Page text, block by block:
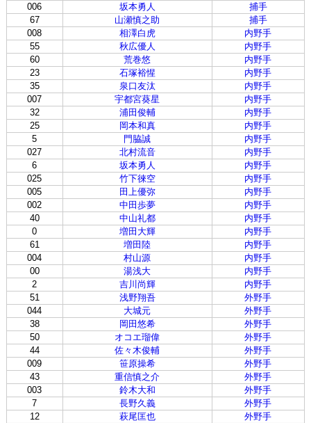
006
坂本勇人
捕手
67
山瀬慎之助
捕手
008
相澤白虎
内野手
55
秋広優人
内野手
60
荒巻悠
内野手
23
石塚裕惺
内野手
35
泉口友汰
内野手
007
宇都宮葵星
内野手
32
浦田俊輔
内野手
25
岡本和真
内野手
5
門脇誠
内野手
027
北村流音
内野手
6
坂本勇人
内野手
025
竹下徠空
内野手
005
田上優弥
内野手
002
中田歩夢
内野手
40
中山礼都
内野手
0
増田大輝
内野手
61
増田陸
内野手
004
村山源
内野手
00
湯浅大
内野手
2
吉川尚輝
内野手
51
浅野翔吾
外野手
044
大城元
外野手
38
岡田悠希
外野手
50
オコエ瑠偉
外野手
44
佐々木俊輔
外野手
009
笹原操希
外野手
43
重信慎之介
外野手
003
鈴木大和
外野手
7
長野久義
外野手
12
萩尾匡也
外野手